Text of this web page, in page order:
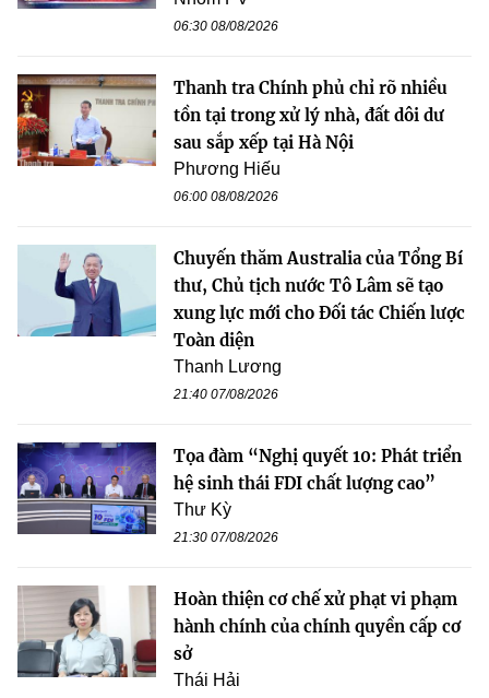
06:30 08/08/2026
Thanh tra Chính phủ chỉ rõ nhiều
tồn tại trong xử lý nhà, đất dôi dư
sau sắp xếp tại Hà Nội
Phương Hiếu
06:00 08/08/2026
Chuyến thăm Australia của Tổng Bí
thư, Chủ tịch nước Tô Lâm sẽ tạo
xung lực mới cho Đối tác Chiến lược
Toàn diện
Thanh Lương
21:40 07/08/2026
Tọa đàm “Nghị quyết 10: Phát triển
hệ sinh thái FDI chất lượng cao”
Thư Kỳ
21:30 07/08/2026
Hoàn thiện cơ chế xử phạt vi phạm
hành chính của chính quyền cấp cơ
sở
Thái Hải